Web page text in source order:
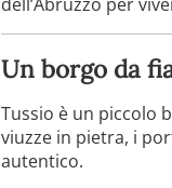
Un borgo da
Tussio è un piccolo
viuzze in pietra, i
autentico.